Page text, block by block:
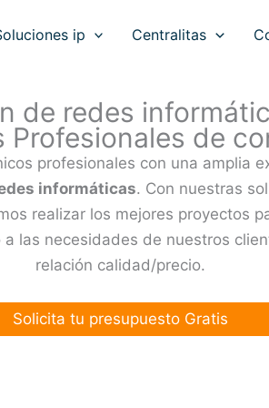
ip Centralitas
de redes
Profesionales de
profesionales con una amplia
informáticas. Con nuestras
realizar los mejores proyectos
las necesidades de nuestros
relación calidad/precio.
Solicita tu presupuesto Gratis